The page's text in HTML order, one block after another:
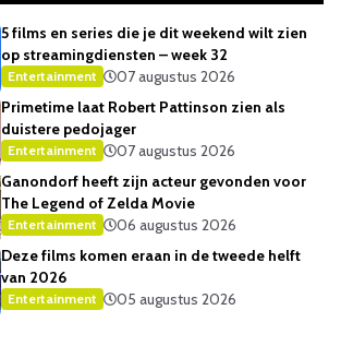
5 films en series die je dit weekend wilt zien
op streamingdiensten – week 32
Entertainment
07 augustus 2026
Primetime laat Robert Pattinson zien als
duistere pedojager
Entertainment
07 augustus 2026
Ganondorf heeft zijn acteur gevonden voor
The Legend of Zelda Movie
Entertainment
06 augustus 2026
Deze films komen eraan in de tweede helft
van 2026
Entertainment 05 augustus 2026